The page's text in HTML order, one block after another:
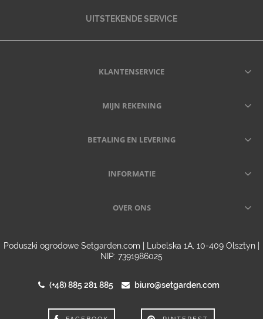
UITSTEKENDE SERVICE
KLANTENSERVICE
MIJN REKENING
BETALING EN LEVERING
INFORMATIE
OVER ONS
Poduszki ogrodowe Setgarden.com | Lubelska 1A, 10-409 Olsztyn |
NIP: 7391986025
(+48) 885 281 885 biuro@setgarden.com